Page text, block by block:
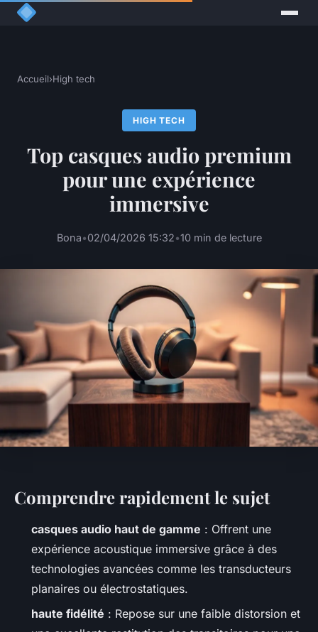
Accueil›High tech
HIGH TECH
Top casques audio premium
pour une expérience
immersive
Bona•02/04/2026 15:32•10 min de lecture
Comprendre rapidement le sujet
casques audio haut de gamme : Offrent une
expérience acoustique immersive grâce à des
technologies avancées comme les transducteurs
planaires ou électrostatiques.
haute fidélité : Repose sur une faible distorsion et